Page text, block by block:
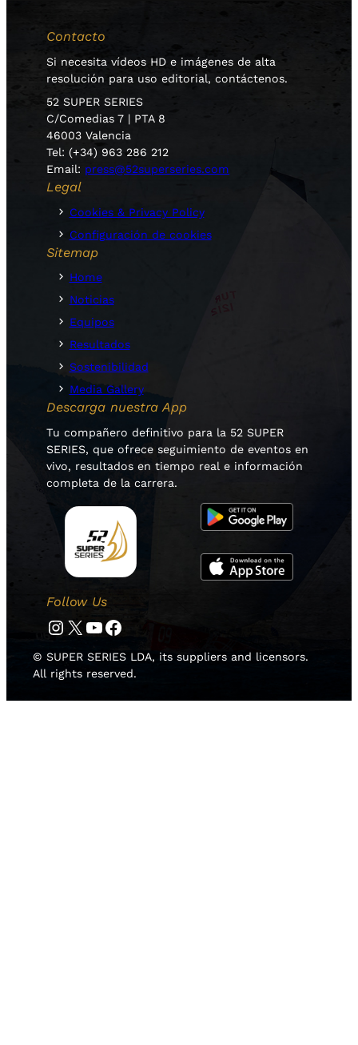
Contacto
Si necesita vídeos HD e imágenes de alta
resolución para uso editorial, contáctenos.
52 SUPER SERIES
C/Comedias 7 | PTA 8
46003 Valencia
Tel: (+34) 963 286 212
Email: press@52superseries.com
Legal
Cookies & Privacy Policy
Configuración de cookies
Sitemap
Home
Noticias
Equipos
Resultados
Sostenibilidad
Media Gallery
Descarga nuestra App
Tu compañero definitivo para la 52 SUPER
SERIES, que ofrece seguimiento de eventos en
vivo, resultados en tiempo real e información
completa de la carrera.
Follow Us
Instagram Twitter YouTube Facebook
© SUPER SERIES LDA, its suppliers and licensors.
All rights reserved.